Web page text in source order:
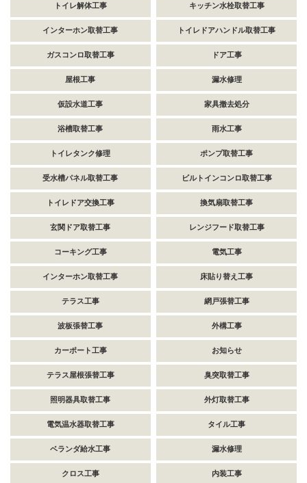
トイレ解体工事 キッチン水栓取替工事
インターホン取替工事 トイレドアハンドル取替工事
ガスコンロ取替工事 ドア工事
屋根工事 漏水修理
仮設水道工事 家具撤去処分
浴槽取替工事 雨水工事
トイレタンク修理 ポンプ取替工事
受水槽パネル取替工事 ビルトインコンロ取替工事
トイレドア交換工事 換気扇取替工事
玄関ドア取替工事 レンジフード取替工事
コーキング工事 電気工事
インターホン取替工事 床貼り替え工事
テラス工事 網戸張替工事
波板張替工事 外構工事
カーポート工事 お知らせ
テラス屋根張替工事 臭突取替工事
照明器具取替工事 外灯取替工事
電気温水器取替工事 タイル工事
ベランダ給水工事 漏水修理
クロス工事 内装工事